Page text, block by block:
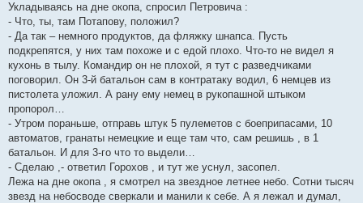
Укладываясь на дне окопа, спросил Петровича :
- Что, ты, там Потапову, положил?
- Да так – немного продуктов, да фляжку шнапса. Пусть
подкрепятся, у них там похоже и с едой плохо. Что-то не видел я
кухонь в тылу. Командир он не плохой, я тут с разведчиками
поговорил. Он 3-й батальон сам в контратаку водил, 6 немцев из
пистолета уложил. А рану ему немец в рукопашной штыком
пропорол…
- Утром пораньше, отправь штук 5 пулеметов с боеприпасами, 10
автоматов, гранаты немецкие и еще там что, сам решишь , в 1
батальон. И для 3-го что то выдели…
- Сделаю ,- ответил Горохов , и тут же уснул, засопел.
Лежа на дне окопа , я смотрел на звездное летнее небо. Сотни тысяч
звезд на небосводе сверкали и манили к себе. А я лежал и думал,